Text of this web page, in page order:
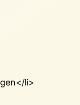
li>